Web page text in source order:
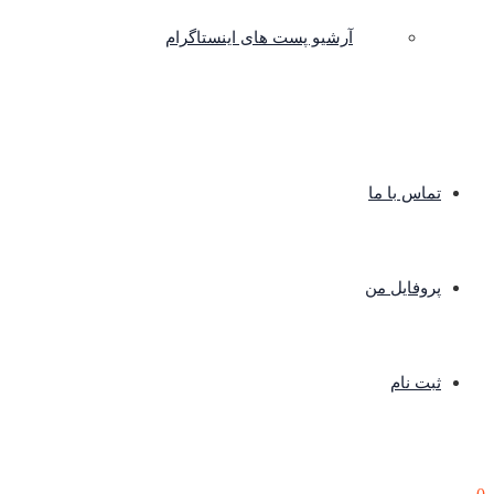
آرشیو پست های اینستاگرام
تماس با ما
پروفایل من
ثبت نام